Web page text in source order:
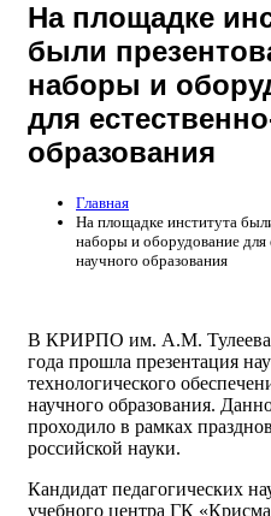
На площадке
были
наборы и
для
образования
Главная
На площадке института
наборы и оборудование для
научного образования
В КРИРПО им. А.М. Тулеева
года прошла презентация
технологического
научного образования.
проходило в рамках
российской науки.
Кандидат педагогических
учебного центра ГК